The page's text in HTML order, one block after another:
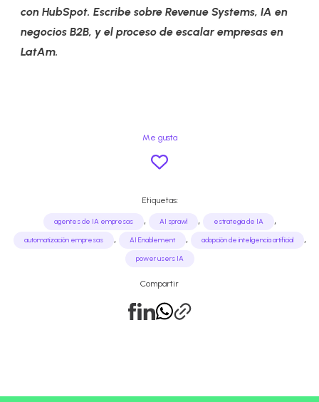
con HubSpot. Escribe sobre Revenue Systems, IA en
negocios B2B, y el proceso de escalar empresas en
LatAm.
Me gusta
Etiquetas:
agentes de IA empresas , AI sprawl , estrategia de IA ,
automatización empresas , AI Enablement , adopción de inteligencia artificial ,
power users IA
Compartir